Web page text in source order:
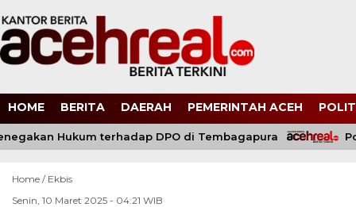
HOME BERITA DAERAH PEMERINTAH ACEH
Hukum terhadap DPO di Tembagapura
Home / Ekbis
Senin, 10 Maret 2025 - 04:21 WIB